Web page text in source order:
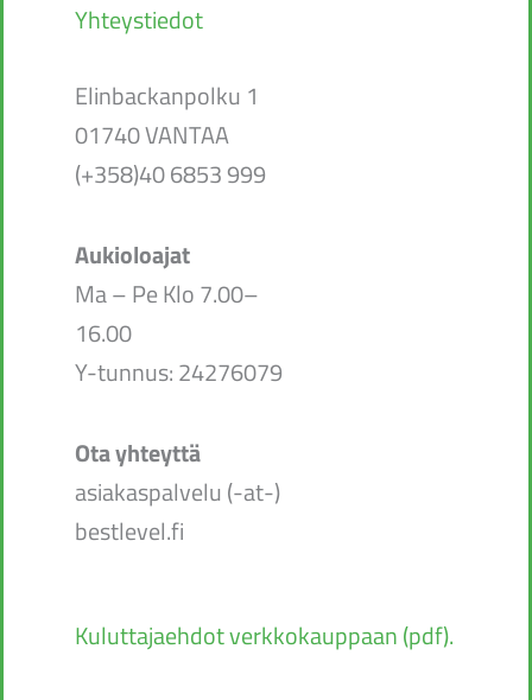
Yhteystiedot
Elinbackanpolku 1
01740 VANTAA
(+358)40 6853 999
Aukioloajat
Ma – Pe Klo 7.00–
16.00
Y-tunnus: 24276079
Ota yhteyttä
asiakaspalvelu (-at-)
bestlevel.fi
Kuluttajaehdot verkkokauppaan (pdf).